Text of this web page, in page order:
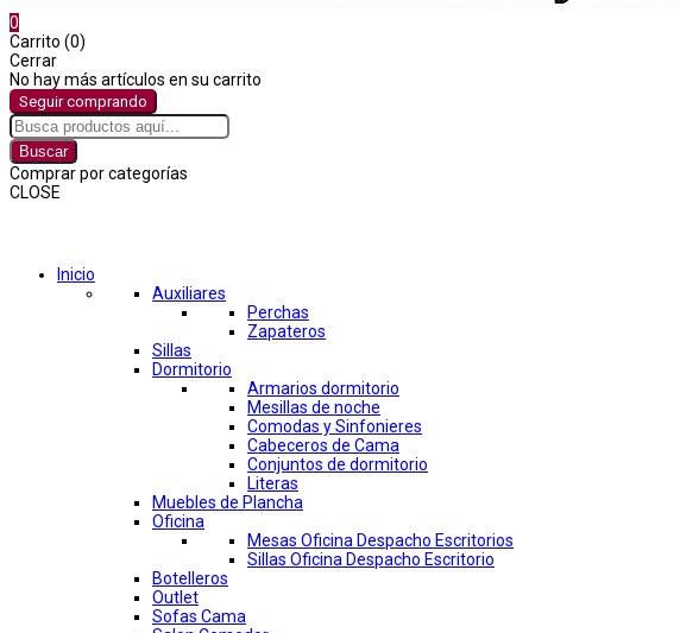
0
Carrito (0)
Cerrar
No hay más artículos en su carrito
Seguir comprando
Buscar
Comprar por categorías
CLOSE
Inicio
Auxiliares
Perchas
Zapateros
Sillas
Dormitorio
Armarios dormitorio
Mesillas de noche
Comodas y Sinfonieres
Cabeceros de Cama
Conjuntos de dormitorio
Literas
Muebles de Plancha
Oficina
Mesas Oficina Despacho Escritorios
Sillas Oficina Despacho Escritorio
Botelleros
Outlet
Sofas Cama